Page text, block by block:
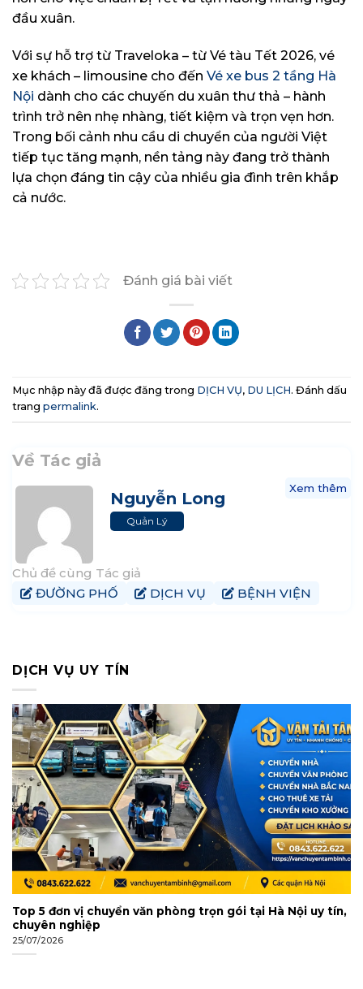
đầu xuân.
Với sự hỗ trợ từ Traveloka – từ Vé tàu Tết 2026, vé
xe khách – limousine cho đến Vé xe bus 2 tầng Hà
Nội dành cho các chuyến du xuân thư thả – hành
trình trở nên nhẹ nhàng, tiết kiệm và trọn vẹn hơn.
Trong bối cảnh nhu cầu di chuyển của người Việt
tiếp tục tăng mạnh, nền tảng này đang trở thành
lựa chọn đáng tin cậy của nhiều gia đình trên khắp
cả nước.
Đánh giá bài viết
Mục nhập này đã được đăng trong DỊCH VỤ, DU LỊCH. Đánh dấu
trang permalink.
Về Tác giả
Nguyễn Long
Quản Lý
Xem thêm
Chủ đề cùng Tác giả
ĐƯỜNG PHỐ
DỊCH VỤ BỆNH VIỆN
DỊCH VỤ UY TÍN
Top 5 đơn vị chuyển văn phòng trọn gói tại Hà Nội uy tín,
chuyên nghiệp
25/07/2026